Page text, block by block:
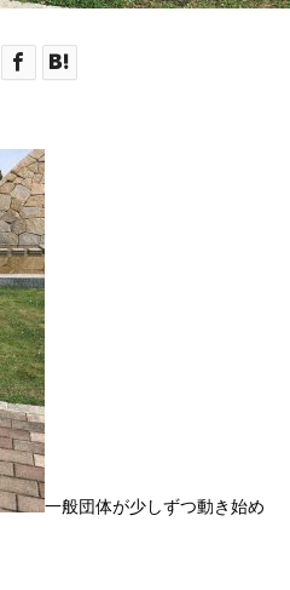
一般団体が少しずつ動き始め